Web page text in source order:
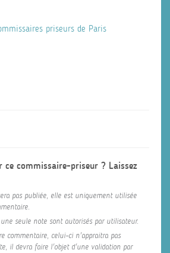
priseurs de Paris
ce commissaire-priseur ? Laissez
pas publiée, elle est uniquement utilisée
seule note sont autorisés par utilisateur.
commentaire, celui-ci n'appraitra pas
il devra faire l'objet d'une validation par